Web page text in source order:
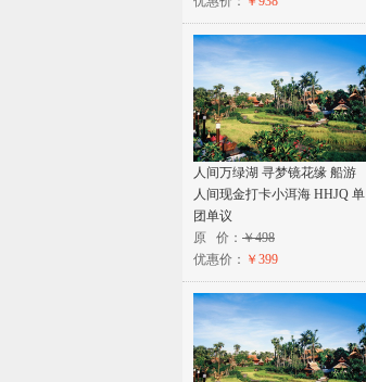
人间万绿湖 寻梦镜花缘 船游
人间现金打卡小洱海 HHJQ 单
团单议
原 价： ￥498
优惠价： ￥399